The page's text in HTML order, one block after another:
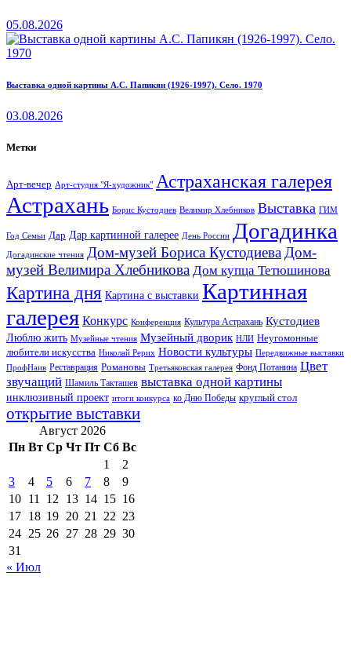
05.08.2026
Выставка одной картины А.С. Папикян (1926-1997). Село. 1970
03.08.2026
Метки
Арт-вечер Арт-студия "Я-художник" Астраханская галерея
Астрахань Борис Кустодиев Велимир Хлебников Выставка ГИМ
Год Семьи Дар Дар картинной галерее День России Догадинка
Догадинские чтения Дом-музей Бориса Кустодиева Дом-
музей Велимира Хлебникова Дом купца Тетюшинова
Картина дня Картина с выставки Картинная
галерея Конкурс Конференция Культура Астрахань Кустодиев
Люблю жить Музейные чтения Музейный дворик НЛИ Неугомонные
любители искусства Николай Рерих Новости культуры Передвижные выставки
ПрофНаив Реставрация Романовы Третьяковская галерея Фонд Потанина Цвет
звучащий Шамиль Такташев выставка одной картины
инклюзивный проект итоги конкурса ко Дню Победы круглый стол
открытие выставки
Август 2026
Пн Вт Ср Чт Пт Сб Вс
1
2
3
4 5 6 7 8
9
10 11 12 13 14 15 16
17 18 19 20 21 22 23
24 25 26 27 28 29 30
31
« Июл